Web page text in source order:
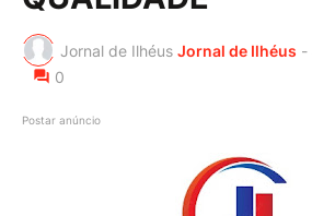
Jornal de Ilhéus Jornal de Ilhéus -
0
Postar anúncio